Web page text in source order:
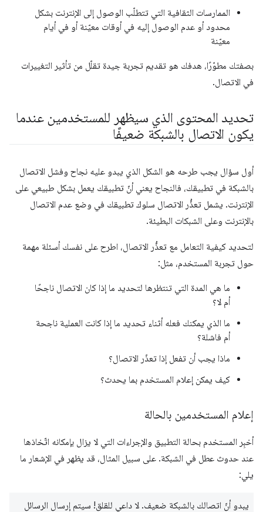
الممارسات الثقافية التي تتطلّب الوصول إلى الإنترنت بشكل
محدود أو عدم الوصول إليه في أوقات معيّنة أو في أيام
معيّنة
بصفتك مطوّرًا، هدفك هو تقديم تجربة جيدة تقلّل من تأثير التغييرات
في الاتصال.
تحديد المحتوى الذي سيظهر للمستخدمين عندما
يكون الاتصال بالشبكة ضعيفًا
أول سؤال يجب طرحه هو الشكل الذي يبدو عليه نجاح وفشل الاتصال
بالشبكة في تطبيقك، فالنجاح يعني أنّ تطبيقك يعمل بشكل طبيعي على
الإنترنت. يشمل تعذُّر الاتصال سلوك تطبيقك في وضع عدم الاتصال
بالإنترنت وعلى الشبكات البطيئة.
لتحديد كيفية التعامل مع تعذُّر الاتصال، اطرح على نفسك أسئلة مهمة
حول تجربة المستخدم، مثل:
ما هي المدة التي تنتظرها لتحديد ما إذا كان الاتصال ناجحًا
أم لا؟
ما الذي يمكنك فعله أثناء تحديد ما إذا كانت العملية ناجحة
أم فاشلة؟
ماذا يجب أن تفعل إذا تعذّر الاتصال؟
كيف يمكن إعلام المستخدم بما يحدث؟
إعلام المستخدمين بالحالة
أخبِر المستخدم بحالة التطبيق والإجراءات التي لا يزال بإمكانه اتّخاذها
عند حدوث عطل في الشبكة. على سبيل المثال، قد يظهر في الإشعار ما
يلي:
يبدو أنّ اتصالك بالشبكة ضعيف. لا داعي للقلق! سيتم إرسال الرسائل